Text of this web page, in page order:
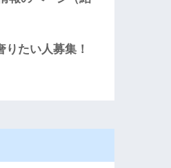
りたい人募集！